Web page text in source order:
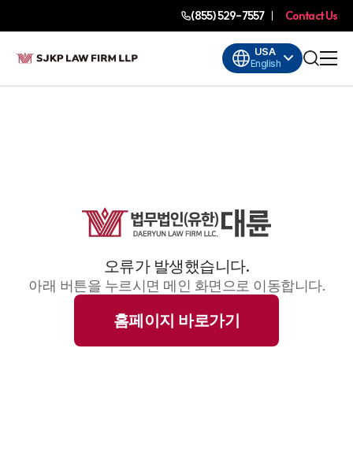
(855) 529-7557 Contact Us
USA
English
오류가 발생했습니다.
아래 버튼을 누르시면 메인 화면으로 이동합니다.
홈페이지 바로가기